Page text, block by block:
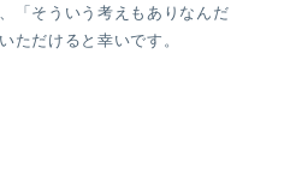
「そういう考えもありなんだ
ただけると幸いです。